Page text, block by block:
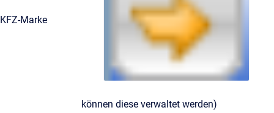
KFZ-Marke
können diese verwaltet werden)